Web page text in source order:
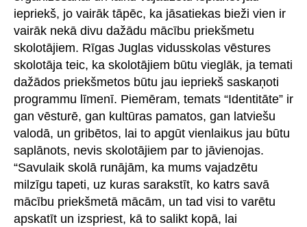
iepriekš, jo vairāk tāpēc, ka jāsatiekas bieži vien ir
vairāk nekā divu dažādu mācību priekšmetu
skolotājiem. Rīgas Juglas vidusskolas vēstures
skolotāja teic, ka skolotājiem būtu vieglāk, ja temati
dažādos priekšmetos būtu jau iepriekš saskaņoti
programmu līmenī. Piemēram, temats “Identitāte” ir
gan vēsturē, gan kultūras pamatos, gan latviešu
valodā, un gribētos, lai to apgūt vienlaikus jau būtu
saplānots, nevis skolotājiem par to jāvienojas.
“Savulaik skolā runājām, ka mums vajadzētu
milzīgu tapeti, uz kuras sarakstīt, ko katrs savā
mācību priekšmetā mācām, un tad visi to varētu
apskatīt un izspriest, kā to salikt kopā, lai